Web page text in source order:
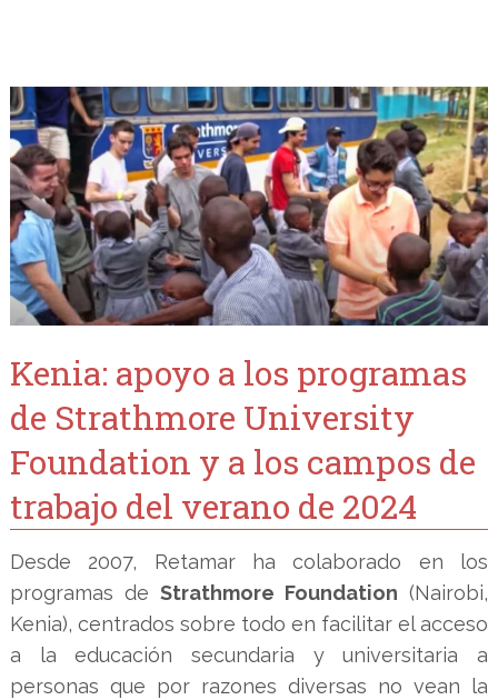
Kenia: apoyo a los programas
de Strathmore University
Foundation y a los campos de
trabajo del verano de 2024
Desde 2007, Retamar ha colaborado en los
programas de Strathmore Foundation (Nairobi,
Kenia), centrados sobre todo en facilitar el acceso
a la educación secundaria y universitaria a
personas que por razones diversas no vean la